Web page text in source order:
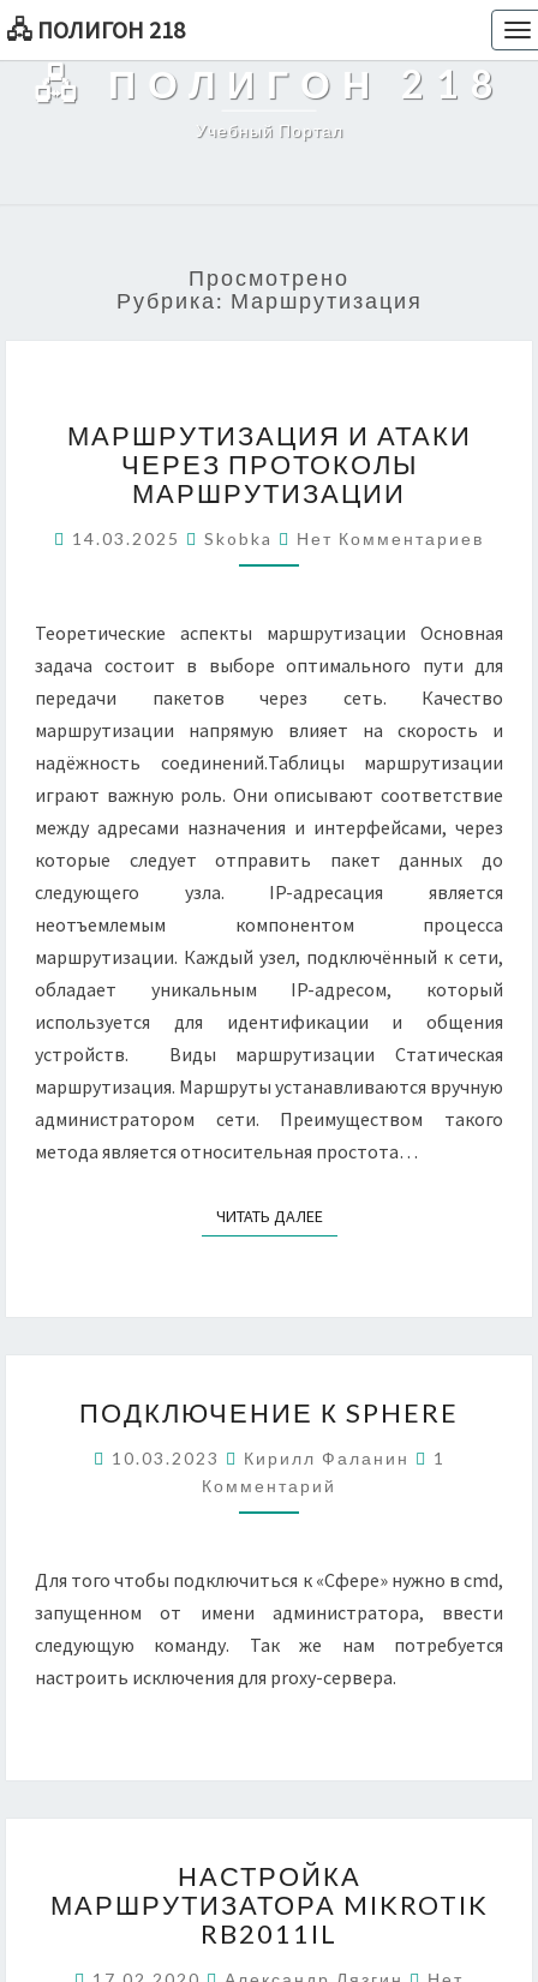
🖧 ПОЛИГОН 218
🖧 ПОЛИГОН 218
Учебный Портал
Просмотрено
Рубрика: Маршрутизация
И
АТАКИ
ЧЕРЕЗ
ПРОТОКОЛЫ
МАРШРУТИЗАЦИИ
МАРШРУТИЗАЦИЯ И АТАКИ
ЧЕРЕЗ ПРОТОКОЛЫ
МАРШРУТИЗАЦИИ
14.03.2025 Skobka Комментарии
Нет Комментариев
Теоретические аспекты маршрутизации Основная
задача состоит в выборе оптимального пути для
передачи пакетов через сеть. Качество
маршрутизации напрямую влияет на скорость и
надёжность соединений.Таблицы маршрутизации
играют важную роль. Они описывают соответствие
между адресами назначения и интерфейсами, через
которые следует отправить пакет данных до
следующего узла. IP-адресация является
неотъемлемым компонентом процесса
маршрутизации. Каждый узел, подключённый к сети,
обладает уникальным IP-адресом, который
используется для идентификации и общения
устройств. Виды маршрутизации Статическая
маршрутизация. Маршруты устанавливаются вручную
администратором сети. Преимуществом такого
метода является относительная простота…
ЧИТАТЬ ДАЛЕЕЧИТАТЬ ДАЛЕЕ
К
ПОДКЛЮЧЕНИЕ К SPHERE
10.03.2023 Кирилл Фаланин
1
Комментарий
Для того чтобы подключиться к «Сфере» нужно в cmd,
запущенном от имени администратора, ввести
следующую команду. Так же нам потребуется
настроить исключения для proxy-сервера.
МАРШРУТИЗАТОРА
MIKROTIK
RB2011IL
НАСТРОЙКА
МАРШРУТИЗАТОРА MIKROTIK
RB2011IL